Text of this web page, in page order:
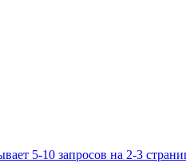
5-10 запросов на 2-3